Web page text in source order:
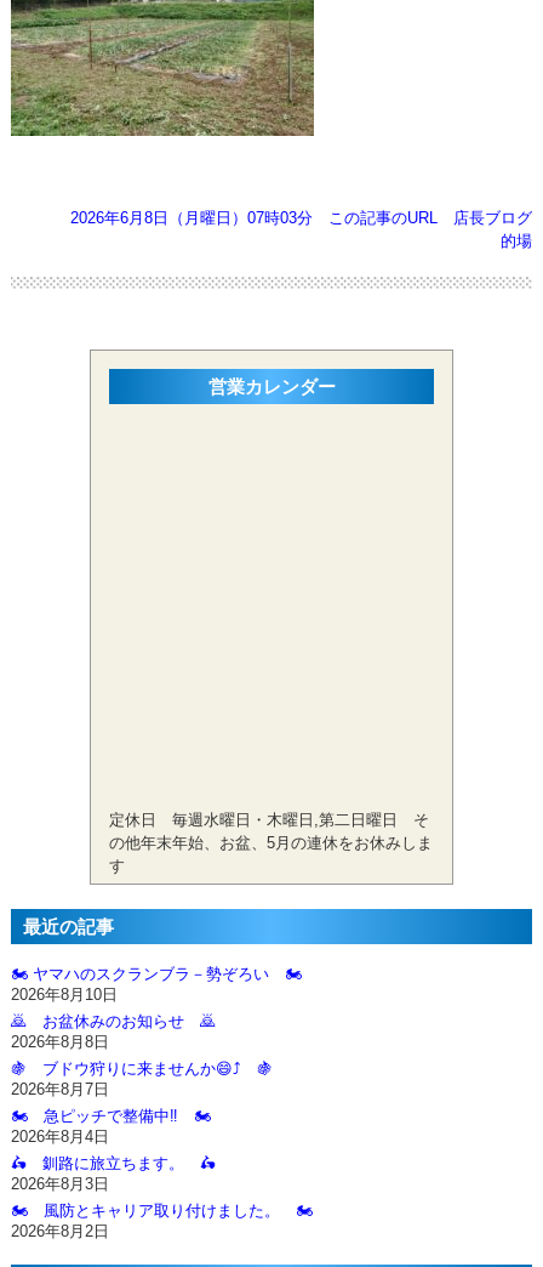
2026年6月8日（月曜日）07時03分 この記事のURL
店長ブログ
的場
営業カレンダー
定休日 毎週水曜日・木曜日,第二日曜日 そ
の他年末年始、お盆、5月の連休をお休みしま
す
最近の記事
🏍️ ヤマハのスクランブラ－勢ぞろい 🏍️
2026年8月10日
🙇‍ お盆休みのお知らせ 🙇‍
2026年8月8日
🍇 ブドウ狩りに来ませんか😄⤴️ 🍇
2026年8月7日
🏍️ 急ピッチで整備中‼️ 🏍️
2026年8月4日
🛵 釧路に旅立ちます。 🛵
2026年8月3日
🏍️ 風防とキャリア取り付けました。 🏍️
2026年8月2日